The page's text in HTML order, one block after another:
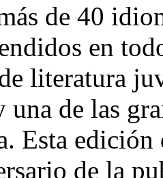
de 40
en
literatura
una de las
Esta
de la